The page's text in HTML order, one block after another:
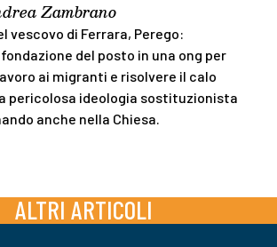
Zambrano
vescovo di Ferrara, Perego:
del posto in una ong per
ai migranti e risolvere il calo
pericolosa ideologia sostituzionista
anche nella Chiesa.
ALTRI ARTICOLI